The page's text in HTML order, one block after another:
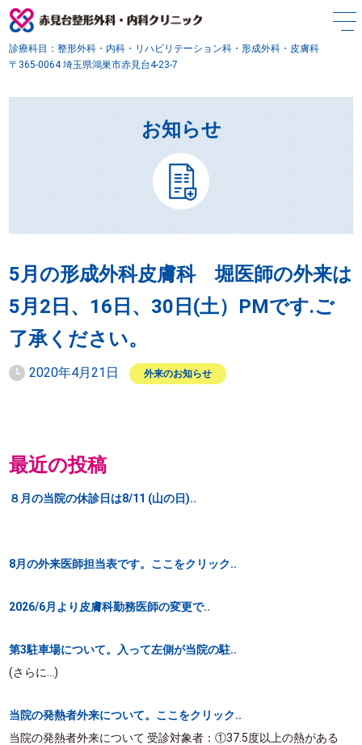
診療科目：整形外科・内科・リハビリテーション科・形成外科・皮膚科
〒365-0064 埼玉県鴻巣市赤見台4-23-7
お知らせ
5月の形成外科皮膚科 堀医師の外来は
5月2日、16日、30日(土）PMです.ご
了承ください。
2020年4月21日 外来のお知らせ
最近の投稿
８月の当院の休診日は8/11 (山の日)..
8月の外来医師担当表です。ここをクリック..
2026/6月より皮膚科勤務医師の変更で..
第3駐車場について。入って左側が当院の駐..
(さらに…)
当院の発熱者外来について。ここをクリック..
当院の発熱者外来について 受診対象者：①37.5度以上の熱がある